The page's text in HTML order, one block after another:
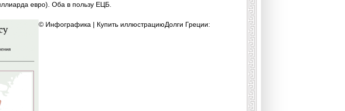
евро). Оба в пользу ЕЦБ.
© Инфографика | Купить иллюстрациюДолги Греции: